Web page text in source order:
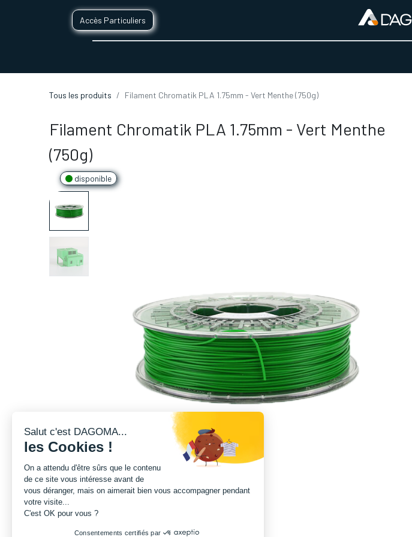
Accès Particuliers
Tous les produits Filament Chromatik PLA 1.75mm - Vert Menthe (750g)
Filament Chromatik PLA 1.75mm - Vert Menthe
(750g)
disponible
Salut c'est DAGOMA...
les Cookies !
On a attendu d'être sûrs que le contenu
de ce site vous intéresse avant de
vous déranger, mais on aimerait bien vous accompagner pendant
votre visite...
C'est OK pour vous ?
Consentements certifiés par